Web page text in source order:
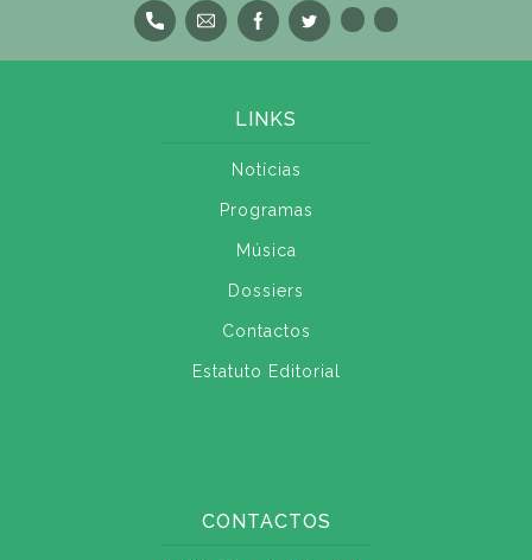
LINKS
Notícias
Programas
Música
Dossiers
Contactos
Estatuto Editorial
CONTACTOS